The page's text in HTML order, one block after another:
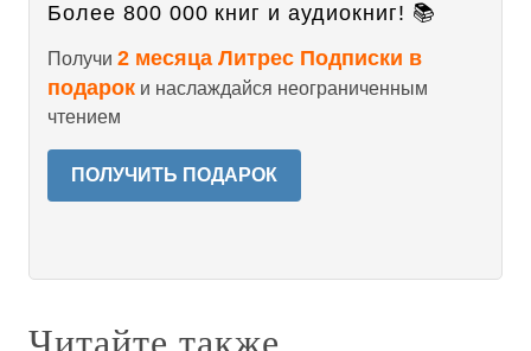
Более 800 000 книг и аудиокниг! 📚
Получи 2 месяца Литрес Подписки в
подарок и наслаждайся неограниченным
чтением
ПОЛУЧИТЬ ПОДАРОК